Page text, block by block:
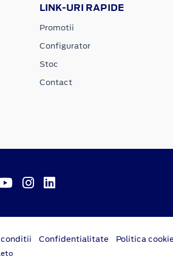
LINK-URI RAPIDE
Promotii
Configurator
Stoc
Contact
conditii Confidentialitate Politica